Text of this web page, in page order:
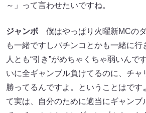
～」って言わせたいですね。
ジャンボ 僕はやっぱり火曜新MCの
も一緒ですしパチンコとかも一緒に行
人とも“引き”がめちゃくちゃ弱いんで
いに全ギャンブル負けてるのに、チャ
勝ってるんですよ。ということはです
て実は、自分のために適当にギャンブ